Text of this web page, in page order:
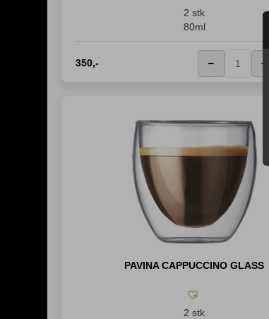
2 stk
80ml
350,- − +
PAVINA CAPPUCCINO GLASS
2 stk